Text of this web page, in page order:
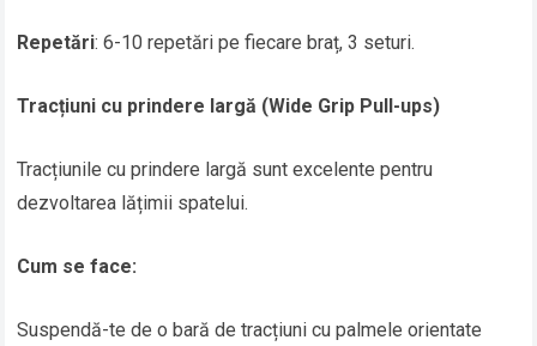
Repetări: 6-10 repetări pe fiecare braț, 3 seturi.
Tracțiuni cu prindere largă (Wide Grip Pull-ups)
Tracțiunile cu prindere largă sunt excelente pentru
dezvoltarea lățimii spatelui.
Cum se face:
Suspendă-te de o bară de tracțiuni cu palmele orientate